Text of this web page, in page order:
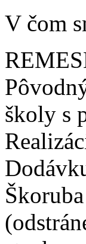
V čom
školy s